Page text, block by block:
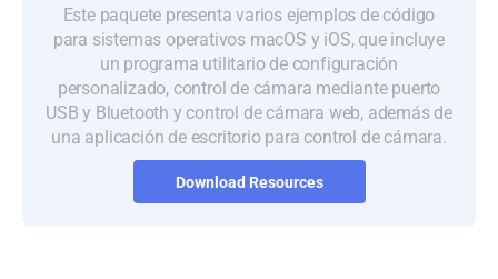
Este paquete presenta varios ejemplos de código
para sistemas operativos macOS y iOS, que incluye
un programa utilitario de configuración
personalizado, control de cámara mediante puerto
USB y Bluetooth y control de cámara web, además de
una aplicación de escritorio para control de cámara.
Download Resources